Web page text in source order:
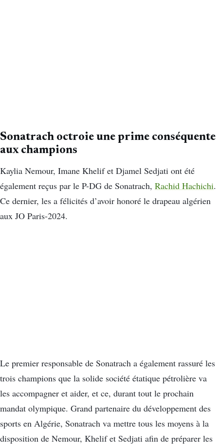
Sonatrach octroie une prime conséquente
aux champions
Kaylia Nemour, Imane Khelif et Djamel Sedjati ont été
également reçus par le P-DG de Sonatrach, Rachid Hachichi.
Ce dernier, les a félicités d’avoir honoré le drapeau algérien
aux JO Paris-2024.
Le premier responsable de Sonatrach a également rassuré les
trois champions que la solide société étatique pétrolière va
les accompagner et aider, et ce, durant tout le prochain
mandat olympique. Grand partenaire du développement des
sports en Algérie, Sonatrach va mettre tous les moyens à la
disposition de Nemour, Khelif et Sedjati afin de préparer les